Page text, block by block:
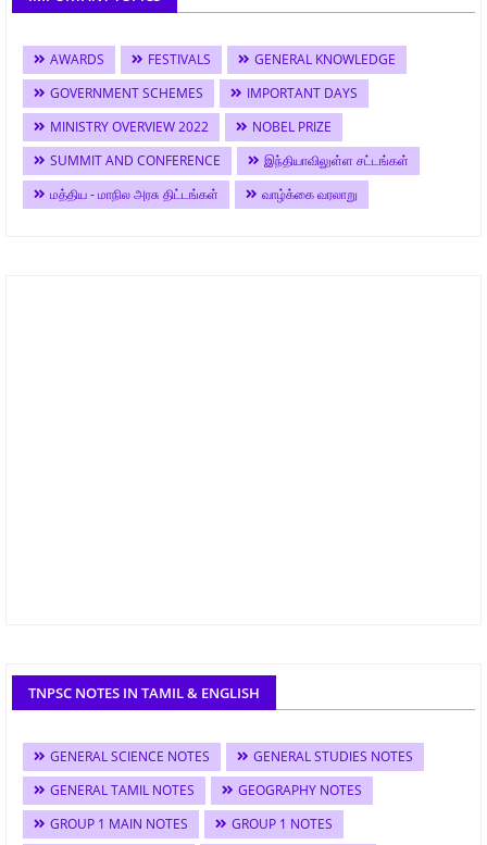
AWARDS FESTIVALS
GENERAL KNOWLEDGE
GOVERNMENT SCHEMES
IMPORTANT DAYS
MINISTRY OVERVIEW 2022
NOBEL PRIZE
SUMMIT AND CONFERENCE
இந்தியாவிலுள்ள சட்டங்கள்
மத்திய - மாநில அரசு திட்டங்கள்
வாழ்க்கை வரலாறு
TNPSC NOTES IN TAMIL & ENGLISH
GENERAL SCIENCE NOTES
GENERAL STUDIES NOTES
GENERAL TAMIL NOTES
GEOGRAPHY NOTES
GROUP 1 MAIN NOTES
GROUP 1 NOTES